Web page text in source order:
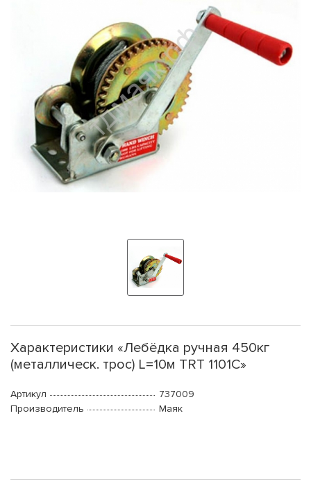
Характеристики «Лебёдка ручная 450кг
(металлическ. трос) L=10м TRT 1101С»
Артикул
737009
Производитель
Маяк